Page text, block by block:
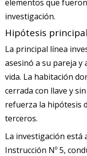
elementos que
investigación.
Hipótesis
La principal línea
asesinó a su pareja y
vida. La habitación
cerrada con llave y
refuerza la hipótesis
terceros.
La investigación está
Instrucción Nº 5,